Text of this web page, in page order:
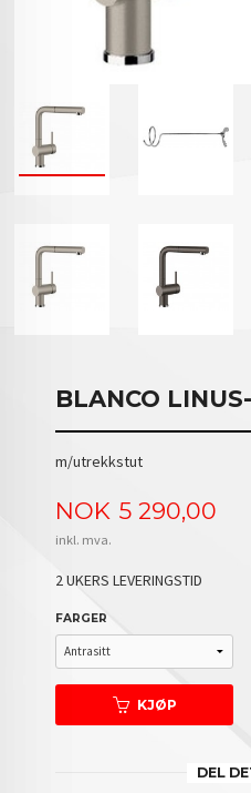
BLANCO
m/utrekkstut
Pris
NOK 5 290,00
inkl. mva.
2 UKERS LEVERINGSTID
FARGER
KJØP
DEL